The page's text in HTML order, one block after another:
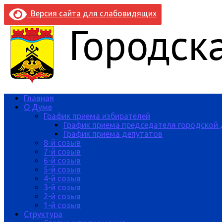
Версия сайта для слабовидящих
Главная
О Думе
График приема избирателей
График приема председателя
График приема депутатов
8-й созыв
7-й созыв
6-й созыв
5-й созыв
4-й созыв
3-й созыв
2-й созыв
1-й созыв
Структура